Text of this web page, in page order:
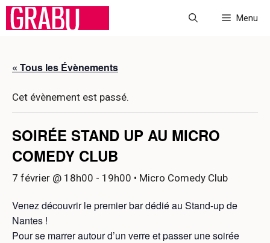
Aller
Menu
« Tous les Évènements
Cet évènement est passé.
SOIRÉE STAND UP AU MICRO
COMEDY CLUB
7 février @ 18h00 - 19h00 • Micro Comedy Club
Venez découvrir le premier bar dédié au Stand-up de
Nantes !
Pour se marrer autour d’un verre et passer une soirée